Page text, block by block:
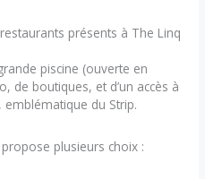
présents à The Linq
piscine (ouverte en
de boutiques, et d’un accès à
emblématique du Strip.
plusieurs choix :